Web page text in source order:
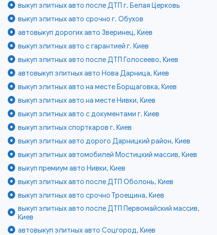
выкуп элитных авто после ДТП г. Белая Церковь
выкуп элитных авто срочно г. Обухов
автовыкуп дорогих авто Зверинец, Киев
выкуп элитных авто с гарантией г. Киев
выкуп элитных авто после ДТП Голосеево, Киев
автовыкуп элитных авто Нова Дарница, Киев
выкуп элитных авто на месте Борщаговка, Киев
выкуп элитных авто на месте Нивки, Киев
выкуп элитных авто с документами г. Киев
выкуп элитных спорткаров г. Киев
выкуп элитных авто дорого Дарницкий район, Киев
выкуп элитных автомобилей Мостицкий массив, Киев
выкуп премиум авто Нивки, Киев
выкуп элитных авто после ДТП Оболонь, Киев
выкуп элитных авто срочно Троещина, Киев
выкуп элитных авто после ДТП Первомайский массив,
Киев
автовыкуп элитных авто Соцгород, Киев